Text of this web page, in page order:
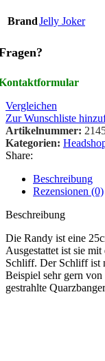
BrandJelly Joker
Vergleichen
Zur Wunschliste
Artikelnummer:
Kategorien:
Share:
Beschreibung
Rezensionen (0)
Beschreibung
Die Randy ist eine
Ausgestattet ist sie
Schliff. Der Schliff ist
Beispiel sehr gern
gestrahlte